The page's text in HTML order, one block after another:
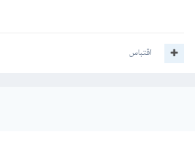
اقتباس